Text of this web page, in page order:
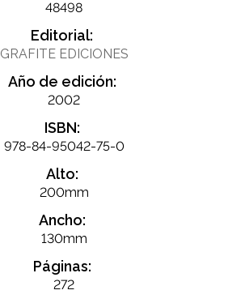
48498
Editorial:
GRAFITE EDICIONES
Año de edición:
2002
ISBN:
978-84-95042-75-0
Alto:
200mm
Ancho:
130mm
Páginas:
272